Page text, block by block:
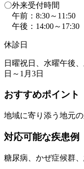
〇外来受付時間
午前：8:30～11:50
午後：14:00～17:30
休診日
日曜祝日、水曜午後
日～1月3日
おすすめポイント
地域に寄り添う地元
対応可能な疾患例
糖尿病、かぜ症候群